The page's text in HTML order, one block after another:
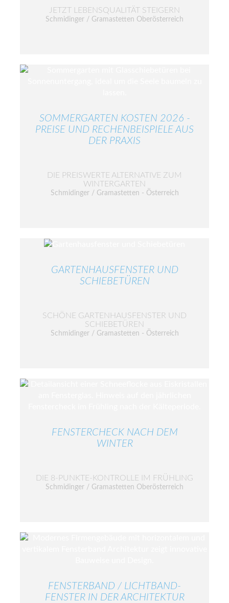
JETZT LEBENSQUALITÄT STEIGERN
Schmidinger / Gramastetten Oberösterreich
SOMMERGARTEN KOSTEN 2026 -
PREISE UND RECHENBEISPIELE AUS
DER PRAXIS
DIE PREISWERTE ALTERNATIVE ZUM
WINTERGARTEN
Schmidinger / Gramastetten - Österreich
GARTENHAUSFENSTER UND
SCHIEBETÜREN
SCHÖNE GARTENHAUSFENSTER UND
SCHIEBETÜREN
Schmidinger / Gramastetten - Österreich
FENSTERCHECK NACH DEM
WINTER
DIE 8-PUNKTE-KONTROLLE IM FRÜHLING
Schmidinger / Gramastetten Oberösterreich
FENSTERBAND / LICHTBAND-
FENSTER IN DER ARCHITEKTUR